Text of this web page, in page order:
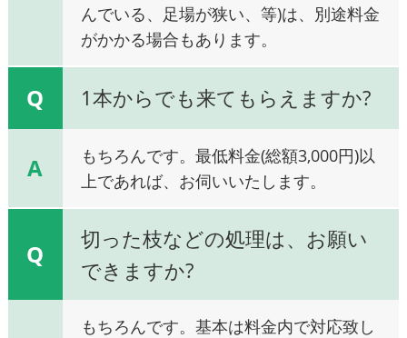
んでいる、足場が狭い、等)は、別途料金
がかかる場合もあります。
Q 1本からでも来てもらえますか?
A
もちろんです。最低料金(総額3,000円)以
上であれば、お伺いいたします。
Q
切った枝などの処理は、お願い
できますか?
もちろんです。基本は料金内で対応致し